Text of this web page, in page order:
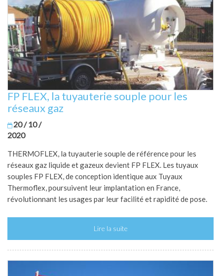
FP FLEX, la tuyauterie souple pour les
réseaux gaz
20 / 10 /
2020
THERMOFLEX, la tuyauterie souple de référence pour les
réseaux gaz liquide et gazeux devient FP FLEX. Les tuyaux
souples FP FLEX, de conception identique aux Tuyaux
Thermoflex, poursuivent leur implantation en France,
révolutionnant les usages par leur facilité et rapidité de pose.
Lire la suite